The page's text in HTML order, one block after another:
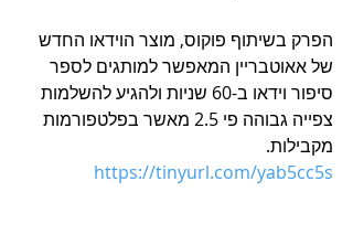
הפרק בשיתוף פוקוס, מוצר הוידאו החדש
של אאוטבריין המאפשר למותגים לספר
סיפור וידאו ב-60 שניות ולהגיע להשלמות
צפייה גבוהה פי 2.5 מאשר בפלטפורמות
מקבילות.
https://tinyurl.com/yab5cc5s